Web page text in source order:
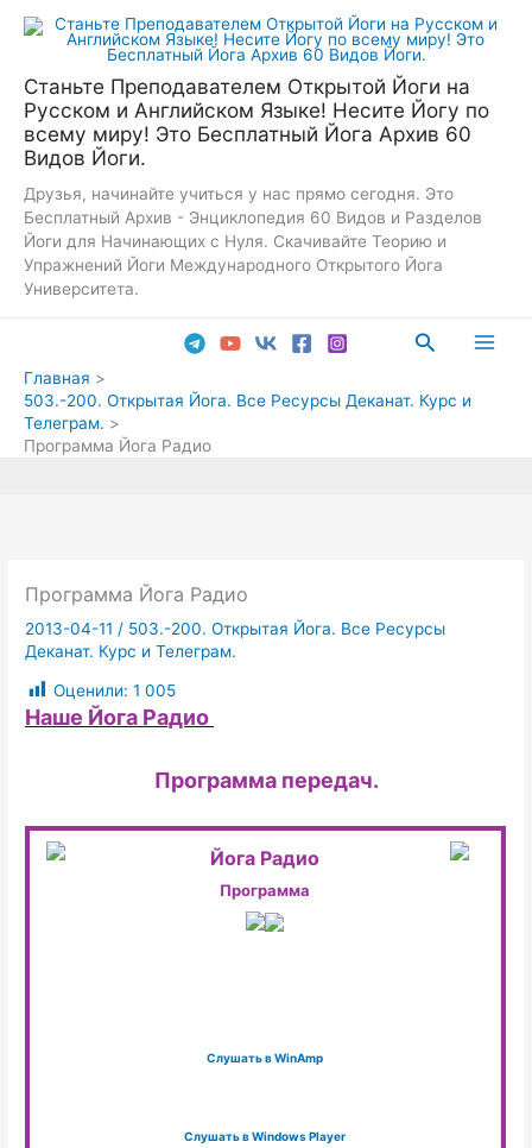
Перейти
Станьте Преподавателем Открытой Йоги на
Русском и Английском Языке! Несите Йогу по
всему миру! Это Бесплатный Йога Архив 60
Видов Йоги.
Друзья, начинайте учиться у нас прямо сегодня. Это
Бесплатный Архив - Энциклопедия 60 Видов и Разделов
Йоги для Начинающих с Нуля. Скачивайте Теорию и
Упражнений Йоги Международного Открытого Йога
Университета.
Поиск
Главная
503.-200. Открытая Йога. Все Ресурсы Деканат. Курс и
Телеграм.
Программа Йога Радио
Программа Йога Радио
2013-04-11 / 503.-200. Открытая Йога. Все Ресурсы
Деканат. Курс и Телеграм.
Оценили: 1 005
Наше Йога Радио
Программа передач.
Йога Радио
Программа
Слушать в WinAmp
Слушать в Windows Player